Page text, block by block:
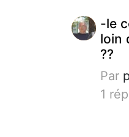
-le
loin
??
Par
1